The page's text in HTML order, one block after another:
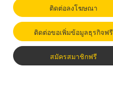
ติดต่อลงโฆษณา
ติดต่อขอเพิ่มข้อมูลธุรกิจฟรี
สมัครสมาชิกฟรี